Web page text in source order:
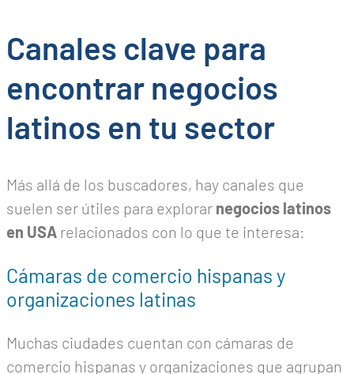
Canales clave para
encontrar negocios
latinos en tu sector
Más allá de los buscadores, hay canales que
suelen ser útiles para explorar negocios latinos
en USA relacionados con lo que te interesa:
Cámaras de comercio hispanas y
organizaciones latinas
Muchas ciudades cuentan con cámaras de
comercio hispanas y organizaciones que agrupan